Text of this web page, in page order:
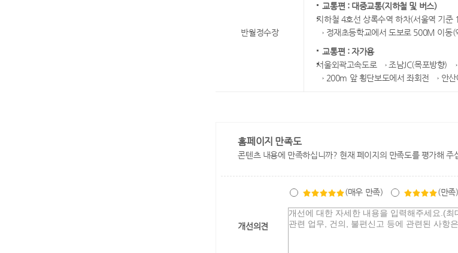
반월정수장
교통편 : 대중교통(지하철 및 버스)
지하철 4호선 상록수역 하차(서울역 기
→ 정재초등학교에서 도보로 500M 이
교통편 : 자가용
서울외곽고속도로 → 조남JC(목포방향)
→ 200m 앞 횡단보도에서 좌회전 → 안
홈페이지 만족도
콘텐츠 내용에 만족하십니까? 현재 페이지의 만족도를 평가해
(매우 만족) (만족)
개선의견